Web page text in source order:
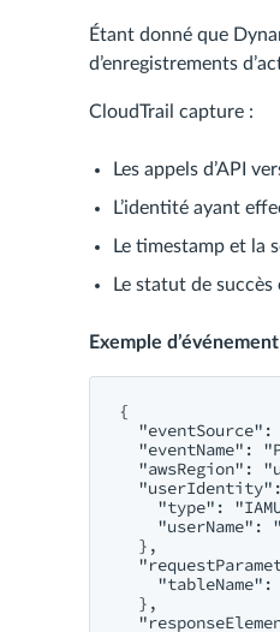
Étant donné que
d’enregistrements
CloudTrail capture :
Les appels d’API
L’identité ayant
Le timestamp et la
Le statut de succès
Exemple
{
"eventSource":
"eventName":
"awsRegion":
"type":
"userName":
  },
"tableName":
  },